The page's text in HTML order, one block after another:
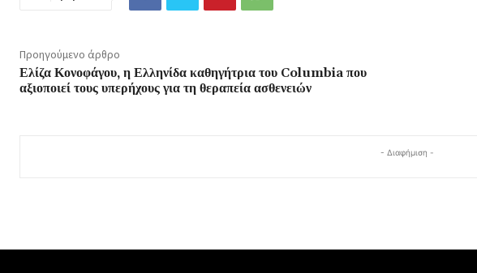
Προηγούμενο άρθρο
Ελίζα Κονοφάγου, η Ελληνίδα καθηγήτρια του Columbia που
αξιοποιεί τους υπερήχους για τη θεραπεία ασθενειών
- Διαφήμιση -